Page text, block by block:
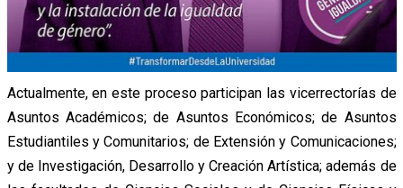
Actualmente, en este proceso participan las vicerrectorías de
Asuntos Académicos; de Asuntos Económicos; de Asuntos
Estudiantiles y Comunitarios; de Extensión y Comunicaciones;
y de Investigación, Desarrollo y Creación Artística; además de